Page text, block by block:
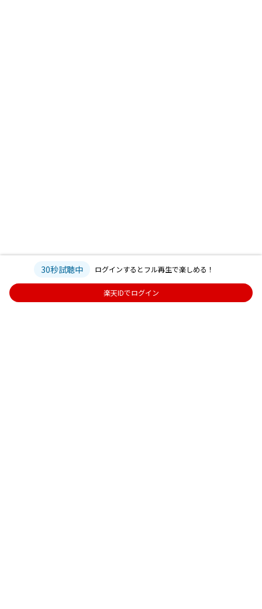
30秒試聴中 ログインするとフル再生で楽しめる！
楽天IDでログイン